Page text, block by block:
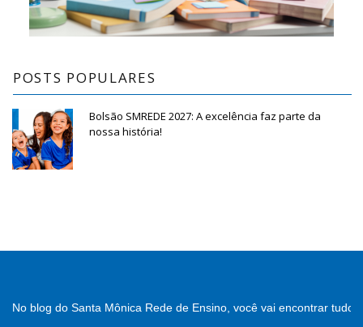
POSTS POPULARES
Bolsão SMREDE 2027: A excelência faz parte da
nossa história!
No blog do Santa Mônica Rede de Ensino, você vai encontrar